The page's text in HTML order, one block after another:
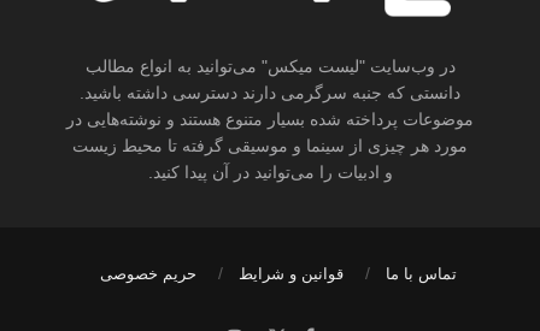
در وب‌سایت "لیست میکس" می‌توانید به انواع مطالب
دانستی که جنبه سرگرمی دارند دسترسی داشته باشید.
موضوعات پرداخته شده بسیار متنوع هستند و نوشته‌هایی در
مورد هر چیزی از سینما و موسیقی گرفته تا محیط زیست
و ادبیات را می‌توانید در آن پیدا کنید.
تماس با ما قوانین و شرایط حریم خصوصی